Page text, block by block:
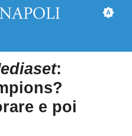
:
e poi